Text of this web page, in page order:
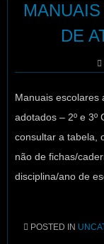
DE
Manuais escolares
adotados – 2º e 3º
consultar a tabela,
não de fichas/
disciplina/ano de
POSTED IN